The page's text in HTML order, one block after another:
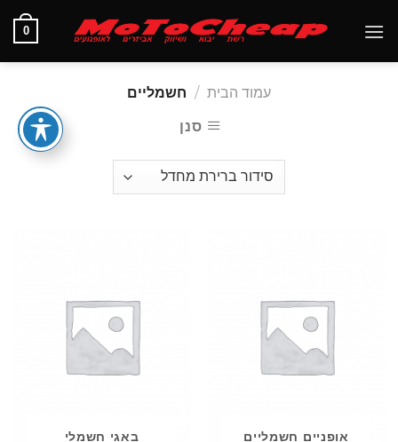
0
עמוד הבית / חשמליים
סנן
אופניים חשמליים באגי חשמלי